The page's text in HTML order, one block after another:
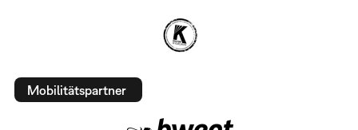
Mobilitätspartner